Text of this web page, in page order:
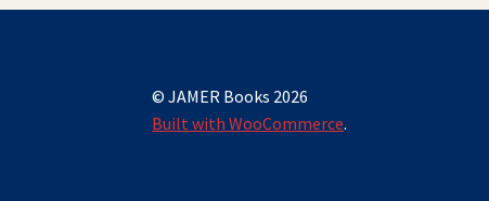
© JAMER Books 2026
Built with WooCommerce.